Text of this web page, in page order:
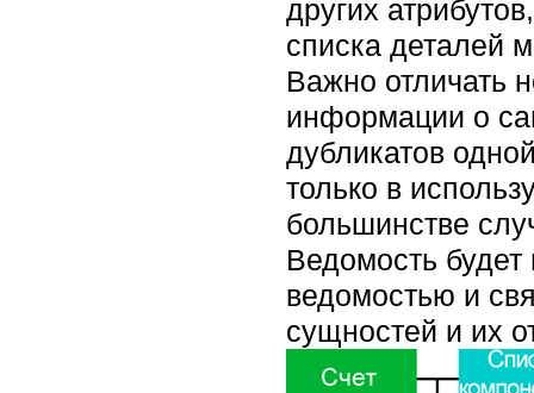
других
списка деталей
Важно отличать
информации о
дубликатов
только в
большинстве
Ведомость будет
ведомостью и
сущностей и их